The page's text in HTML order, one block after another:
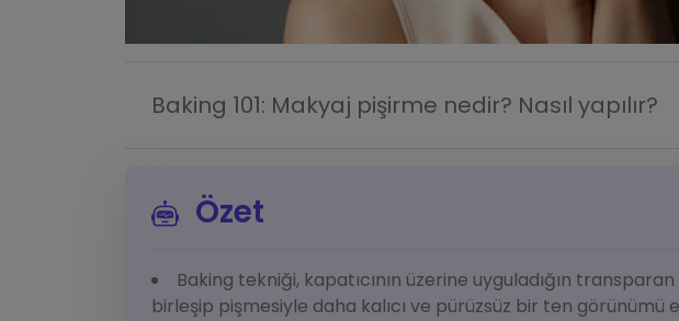
Baking 101: Makyaj pişirme nedir? Nasıl yapılır?
Özet
Baking tekniği, kapatıcının üzerine uyguladığın transparan
birleşip pişmesiyle daha kalıcı ve pürüzsüz bir ten görünümü